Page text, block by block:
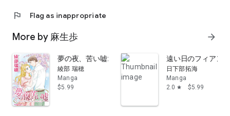
flag Flag as inappropriate
More by 麻生歩 arrow_forward
夢の夜、苦い嘘: ハーレクインコミックス
綾部 瑞穂
Manga
$5.99
遠い日のフィアン
日下部拓海
Manga
2.0 star $5.99